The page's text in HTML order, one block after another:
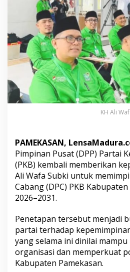
k
i
K
e
m
b
a
l
i
P
i
m
P
K
B
P
a
m
s
a
n
,
F
o
KH Ali
PAMEKASAN,
Pimpinan Pusat (DPP) Partai
(PKB) kembali memberikan
Ali Wafa Subki untuk
Cabang (DPC) PKB
2026–2031.
Penetapan tersebut menjadi
partai terhadap
yang selama ini dinilai
organisasi dan memperkuat
Kabupaten Pamekasan.